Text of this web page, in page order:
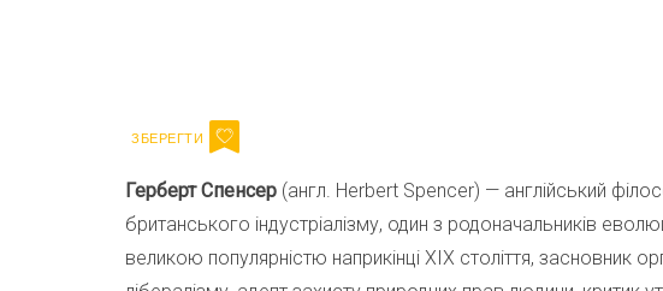
Герберт Спенсер (англ. Herbert Spencer) — англійський
британського індустріалізму, один з родоначальників
великою популярністю наприкінці XIX століття, засновник